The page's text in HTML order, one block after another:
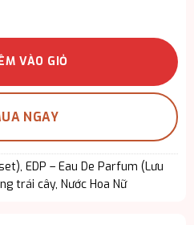
Pour Femme EDP 3PCS -
VÀO GIỎ
NGAY
, EDP – Eau De Parfum (Lưu
trái cây, Nước Hoa Nữ